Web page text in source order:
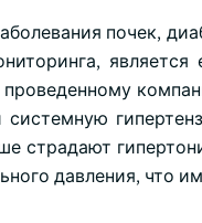
почек,
является
системную
страдают
давления, что